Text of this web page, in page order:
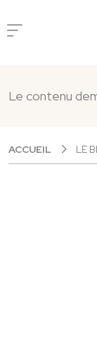
Le contenu
ACCUEIL LE